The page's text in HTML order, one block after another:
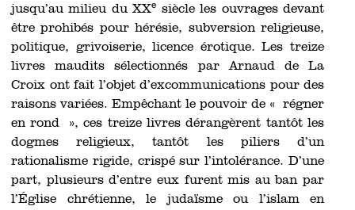
jusqu’au milieu du XXe siècle les ouvrages devant
être prohibés pour hérésie, subversion religieuse,
politique, grivoiserie, licence érotique. Les treize
livres maudits sélectionnés par Arnaud de La
Croix ont fait l’objet d’excommunications pour des
raisons variées. Empêchant le pouvoir de « régner
en rond », ces treize livres dérangèrent tantôt les
dogmes religieux, tantôt les piliers d’un
rationalisme rigide, crispé sur l’intolérance. D’une
part, plusieurs d’entre eux furent mis au ban par
l’Église chrétienne, le judaïsme ou l’islam en